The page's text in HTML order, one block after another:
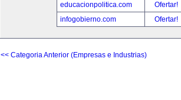
educacionpolitica.com
Ofertar!
infogobierno.com
Ofertar!
<< Categoria Anterior (Empresas e Industrias)